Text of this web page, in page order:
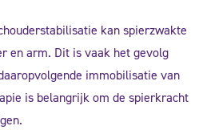
kan spierzwakte
en arm. Dit is vaak het gevolg
immobilisatie van
is belangrijk om de spierkracht